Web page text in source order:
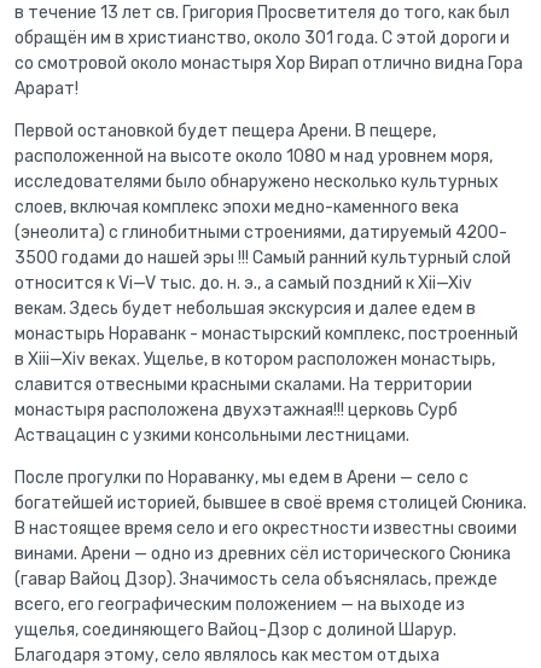
в течение 13 лет св. Григория Просветителя до того, как был
обращён им в христианство, около 301 года. С этой дороги и
со смотровой около монастыря Хор Вирап отлично видна Гора
Арарат!
Первой остановкой будет пещера Арени. В пещере,
расположенной на высоте около 1080 м над уровнем моря,
исследователями было обнаружено несколько культурных
слоев, включая комплекс эпохи медно-каменного века
(энеолита) с глинобитными строениями, датируемый 4200-
3500 годами до нашей эры !!! Самый ранний культурный слой
относится к Vi—V тыс. до. н. э., а самый поздний к Xii—Xiv
векам. Здесь будет небольшая экскурсия и далее едем в
монастырь Нораванк - монастырский комплекс, построенный
в Xiii—Xiv веках. Ущелье, в котором расположен монастырь,
славится отвесными красными скалами. На территории
монастыря расположена двухэтажная!!! церковь Сурб
Аствацацин с узкими консольными лестницами.
После прогулки по Нораванку, мы едем в Арени — село с
богатейшей историей, бывшее в своё время столицей Сюника.
В настоящее время село и его окрестности известны своими
винами. Арени — одно из древних сёл исторического Сюника
(гавар Вайоц Дзор). Значимость села объяснялась, прежде
всего, его географическим положением — на выходе из
ущелья, соединяющего Вайоц-Дзор с долиной Шарур.
Благодаря этому, село являлось как местом отдыха